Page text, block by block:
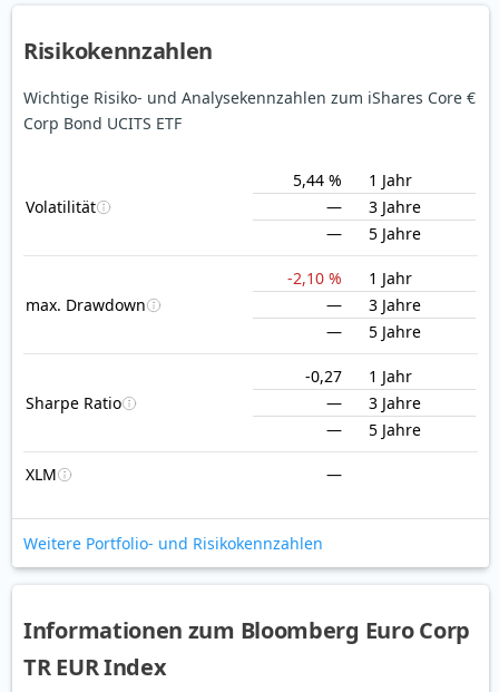
Risikokennzahlen
Wichtige Risiko- und Analysekennzahlen zum iShares Core €
Corp Bond UCITS ETF
Volatilität
5,44 %
1 Jahr
—
3 Jahre
—
5 Jahre
max. Drawdown
-2,10 %
1 Jahr
—
3 Jahre
—
5 Jahre
Sharpe Ratio
-0,27
1 Jahr
—
3 Jahre
—
5 Jahre
XLM —
Weitere Portfolio- und Risikokennzahlen
Informationen zum Bloomberg Euro Corp
TR EUR Index